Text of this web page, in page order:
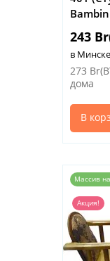
243
в Минске
273
дома
В
Массив
Акция!